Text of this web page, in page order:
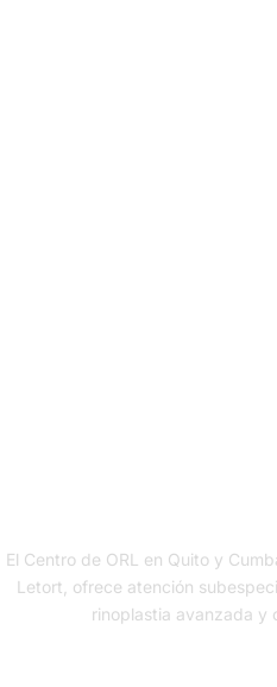
El Centro de ORL en Quito y
Letort, ofrece atención
rinoplastia avanzada y